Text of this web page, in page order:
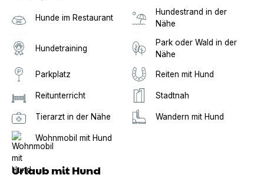
Hunde im Restaurant
Hundestrand in der
Nähe
Hundetraining
Park oder Wald in der
Nähe
Parkplatz Reiten mit Hund
Reitunterricht Stadtnah
Tierarzt in der Nähe Wandern mit Hund
Wohnmobil mit Hund
Urlaub mit Hund